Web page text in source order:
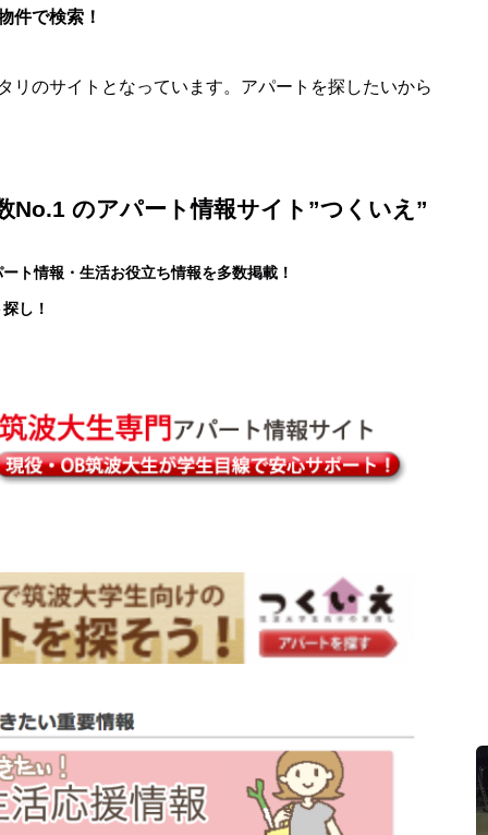
件で検索！
リのサイトとなっています。アパートを探したいから
No.1 のアパート情報サイト”つくいえ”
ト情報・生活お役立ち情報を多数掲載！
し！